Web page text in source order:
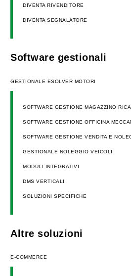
DIVENTA RIVENDITORE
DIVENTA SEGNALATORE
Software gestionali
GESTIONALE ESOLVER MOTORI
SOFTWARE GESTIONE MAGAZZINO
SOFTWARE GESTIONE OFFICINA
SOFTWARE GESTIONE VENDITA E
GESTIONALE NOLEGGIO VEICOLI
MODULI INTEGRATIVI
DMS VERTICALI
SOLUZIONI SPECIFICHE
Altre soluzioni
E-COMMERCE